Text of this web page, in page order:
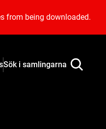
from being downloaded.
Sök i samlingarna